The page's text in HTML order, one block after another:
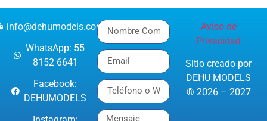
info@dehumodels.com
WhatsApp: 55
8152 6641
Facebook:
DEHUMODELS
Aviso de
Privacidad
Sitio creado por
DEHU MODELS
® 2026 – 2027